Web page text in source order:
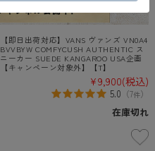
【即日出荷対応】VANS ヴァンズ VN0A4
BVVBYW COMFYCUSH AUTHENTIC ス
ニーカー SUEDE KANGAROO USA企画
【キャンペーン対象外】【T】
¥9,900(税込)
5.0 （7件）
在庫切れ